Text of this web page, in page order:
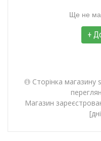
Ще не
+
Сторінка магазину
Магазин